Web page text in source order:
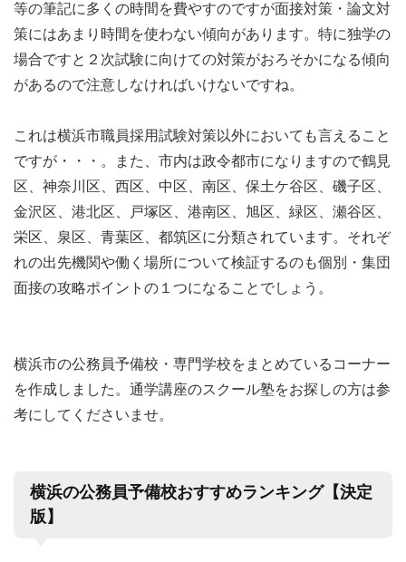
等の筆記に多くの時間を費やすのですが面接対策・論文対
策にはあまり時間を使わない傾向があります。特に独学の
場合ですと２次試験に向けての対策がおろそかになる傾向
があるので注意しなければいけないですね。
これは横浜市職員採用試験対策以外においても言えること
ですが・・・。また、市内は政令都市になりますので鶴見
区、神奈川区、西区、中区、南区、保土ケ谷区、磯子区、
金沢区、港北区、戸塚区、港南区、旭区、緑区、瀬谷区、
栄区、泉区、青葉区、都筑区に分類されています。それぞ
れの出先機関や働く場所について検証するのも個別・集団
面接の攻略ポイントの１つになることでしょう。
横浜市の公務員予備校・専門学校をまとめているコーナー
を作成しました。通学講座のスクール塾をお探しの方は参
考にしてくださいませ。
横浜の公務員予備校おすすめランキング【決定
版】